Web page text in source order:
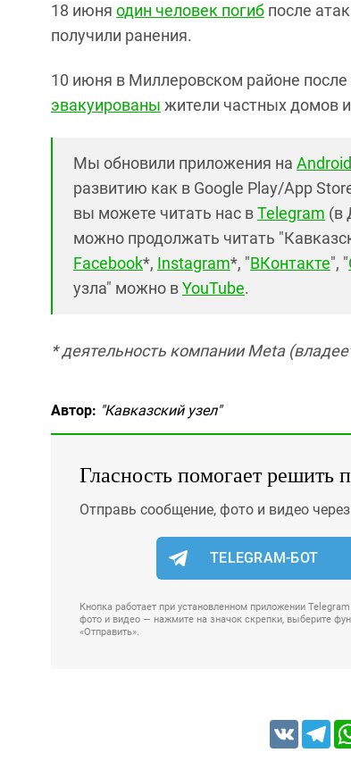
18 июня один человек погиб после
получили ранения.
10 июня в Миллеровском районе после
эвакуированы жители частных домов
Мы обновили приложения на Android
развитию как в Google Play/App
вы можете читать нас вTelegram (в
можно продолжать читать
Facebook*, Instagram*, "ВКонтакте", "
узла" можно вYouTube.
* деятельность компании Meta
Автор: "Кавказский узел"
Гласность помогает решить
Отправь сообщение, фото и видео
TELEGRAM-БОТ
Кнопка работает при установленном приложении
фото и видео — нажмите на значок скрепки, выберите
«Отправить».
VK